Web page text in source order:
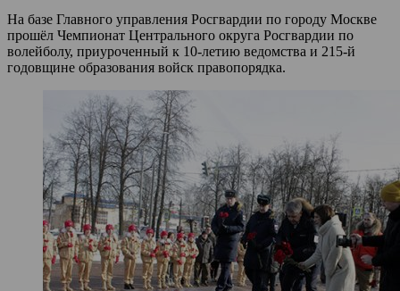
На базе Главного управления Росгвардии по городу Москве
прошёл Чемпионат Центрального округа Росгвардии по
волейболу, приуроченный к 10-летию ведомства и 215-й
годовщине образования войск правопорядка.